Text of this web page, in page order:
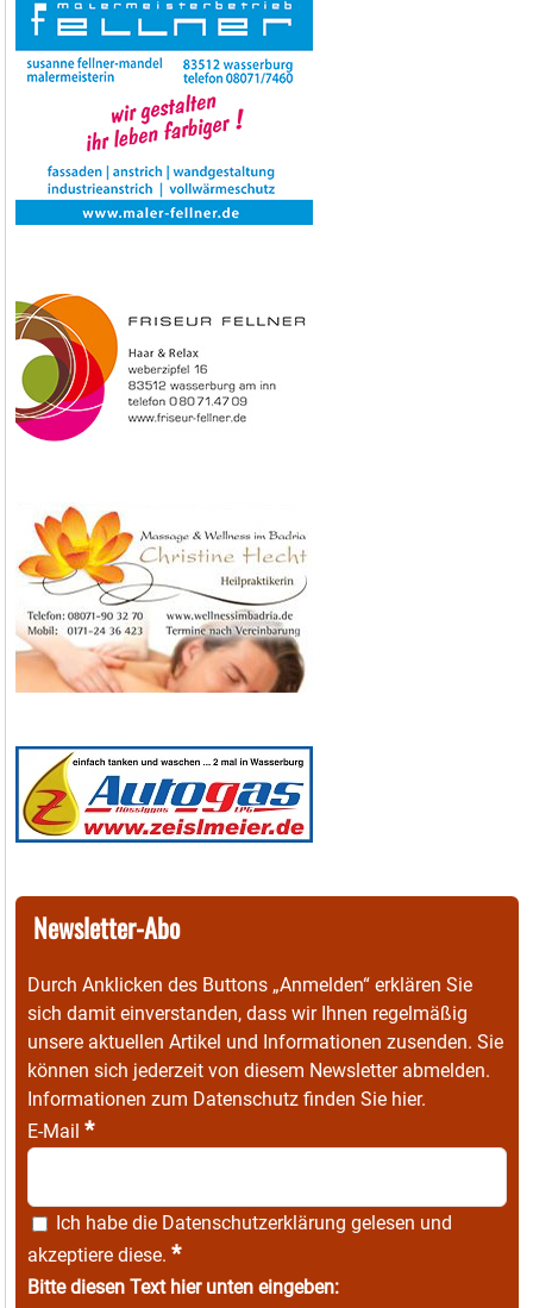
Newsletter-Abo
Durch Anklicken des Buttons „Anmelden“ erklären Sie
sich damit einverstanden, dass wir Ihnen regelmäßig
unsere aktuellen Artikel und Informationen zusenden. Sie
können sich jederzeit von diesem Newsletter abmelden.
Informationen zum Datenschutz finden Sie hier.
E-Mail *
Ich habe die Datenschutzerklärung gelesen und
akzeptiere diese. *
Bitte diesen Text hier unten eingeben: